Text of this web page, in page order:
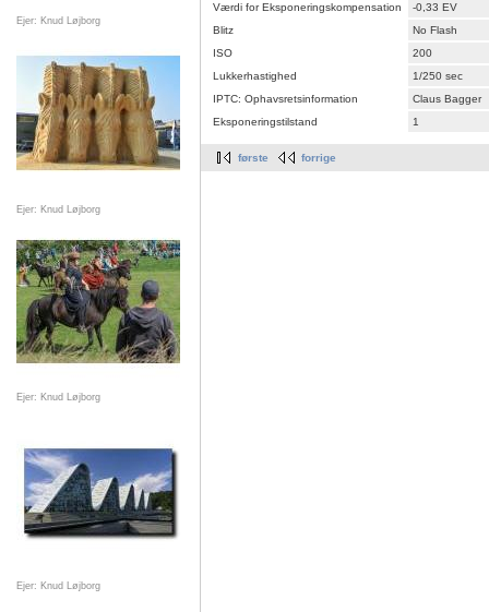
Ejer: Knud Løjborg
Ejer: Knud Løjborg
Ejer: Knud Løjborg
Ejer: Knud Løjborg
Værdi for Eksponeringskompensation
-0,33 EV
Blitz
No Flash
ISO
200
Lukkerhastighed
1/250 sec
IPTC: Ophavsretsinformation
Claus Bagger
Eksponeringstilstand
1
første forrige